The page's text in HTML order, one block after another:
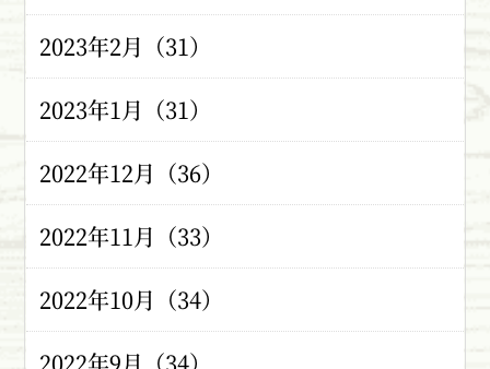
2023年2月（31）
2023年1月（31）
2022年12月（36）
2022年11月（33）
2022年10月（34）
2022年9月（34）